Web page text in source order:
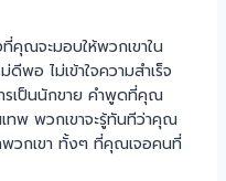
คุณจะมอบให้พวกเขาใน
พอ ไม่เข้าใจความสำเร็จ
รเป็นนักขาย คำพูดที่คุณ
ทพ พวกเขาจะรู้ทันทีว่าคุณ
พวกเขา ทั้งๆ ที่คุณเจอคนที่